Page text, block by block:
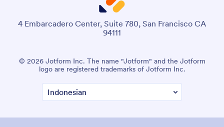
4 Embarcadero Center, Suite 780, San Francisco CA
94111
© 2026 Jotform Inc. The name "Jotform" and the Jotform
logo are registered trademarks of Jotform Inc.